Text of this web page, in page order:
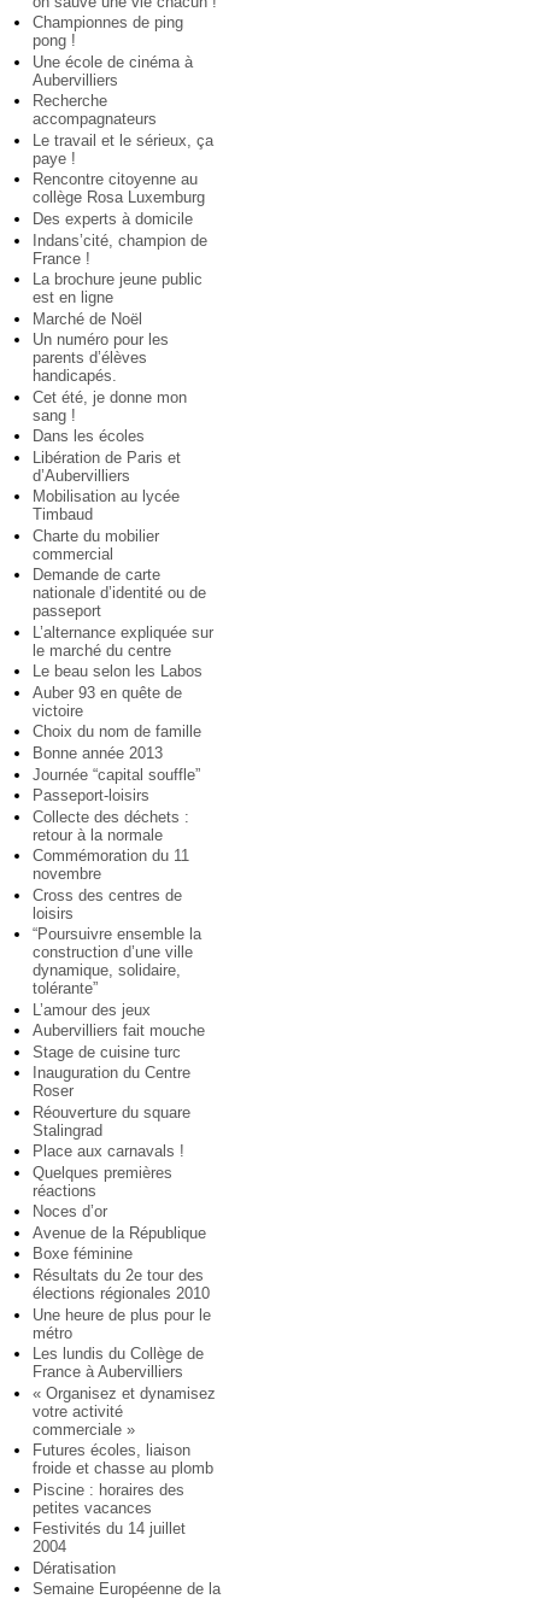
Championnes de ping
pong !
Une école de cinéma à
Aubervilliers
Recherche
accompagnateurs
Le travail et le sérieux, ça
paye !
Rencontre citoyenne au
collège Rosa Luxemburg
Des experts à domicile
Indans’cité, champion de
France !
La brochure jeune public
est en ligne
Marché de Noël
Un numéro pour les
parents d’élèves
handicapés.
Cet été, je donne mon
sang !
Dans les écoles
Libération de Paris et
d’Aubervilliers
Mobilisation au lycée
Timbaud
Charte du mobilier
commercial
Demande de carte
nationale d’identité ou de
passeport
L’alternance expliquée sur
le marché du centre
Le beau selon les Labos
Auber 93 en quête de
victoire
Choix du nom de famille
Bonne année 2013
Journée “capital souffle”
Passeport-loisirs
Collecte des déchets :
retour à la normale
Commémoration du 11
novembre
Cross des centres de
loisirs
“Poursuivre ensemble la
construction d’une ville
dynamique, solidaire,
tolérante”
L’amour des jeux
Aubervilliers fait mouche
Stage de cuisine turc
Inauguration du Centre
Roser
Réouverture du square
Stalingrad
Place aux carnavals !
Quelques premières
réactions
Noces d’or
Avenue de la République
Boxe féminine
Résultats du 2e tour des
élections régionales 2010
Une heure de plus pour le
métro
Les lundis du Collège de
France à Aubervilliers
« Organisez et dynamisez
votre activité
commerciale »
Futures écoles, liaison
froide et chasse au plomb
Piscine : horaires des
petites vacances
Festivités du 14 juillet
2004
Dératisation
Semaine Européenne de la